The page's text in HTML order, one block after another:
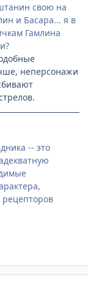
свою на
и Басара... я в
Гамлина
неперсонажи
-- это